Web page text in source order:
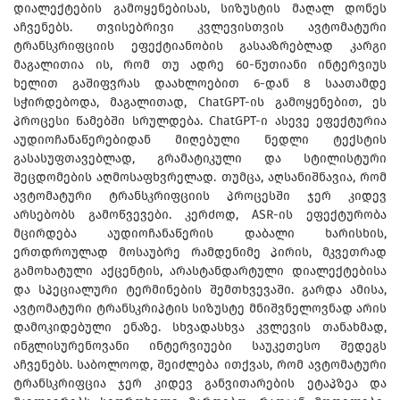
დიალექტების გამოყენებისას, სიზუსტის მაღალ დონეს
აჩვენებს. თვისებრივი კვლევისთვის ავტომატური
ტრანსკრიფციის ეფექტიანობის გასააზრებლად კარგი
მაგალითია ის, რომ თუ ადრე 60-წუთიანი ინტერვიუს
ხელით გაშიფვრას დაახლოებით 6-დან 8 საათამდე
სჭირდებოდა, მაგალითად, ChatGPT-ის გამოყენებით, ეს
პროცესი წამებში სრულდება. ChatGPT-ი ასევე ეფექტურია
აუდიოჩანაწერებიდან მიღებული ნედლი ტექსტის
გასასუფთავებლად, გრამატიკული და სტილისტური
შეცდომების აღმოსაფხვრელად. თუმცა, აღსანიშნავია, რომ
ავტომატური ტრანსკრიფციის პროცესში ჯერ კიდევ
არსებობს გამოწვევები. კერძოდ, ASR-ის ეფექტურობა
მცირდება აუდიოჩანაწერის დაბალი ხარისხის,
ერთდროულად მოსაუბრე რამდენიმე პირის, მკვეთრად
გამოხატული აქცენტის, არასტანდარტული დიალექტებისა
და სპეციალური ტერმინების შემთხვევაში. გარდა ამისა,
ავტომატური ტრანსკრიპტის სიზუსტე მნიშვნელოვნად არის
დამოკიდებული ენაზე. სხვადასხვა კვლევის თანახმად,
ინგლისურენოვანი ინტერვიუები საუკეთესო შედეგს
აჩვენებს. საბოლოოდ, შეიძლება ითქვას, რომ ავტომატური
ტრანსკრიფცია ჯერ კიდევ განვითარების ეტაპზეა და